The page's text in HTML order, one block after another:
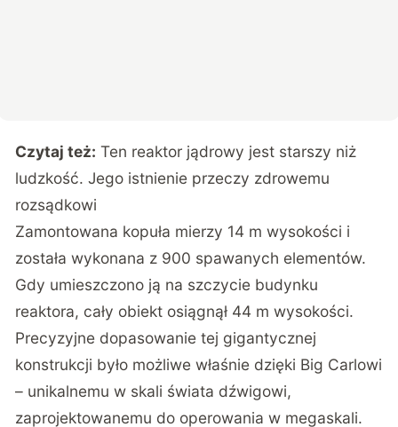
Czytaj też: Ten reaktor jądrowy jest starszy niż
ludzkość. Jego istnienie przeczy zdrowemu
rozsądkowi
Zamontowana kopuła mierzy 14 m wysokości i
została wykonana z 900 spawanych elementów.
Gdy umieszczono ją na szczycie budynku
reaktora, cały obiekt osiągnął 44 m wysokości.
Precyzyjne dopasowanie tej gigantycznej
konstrukcji było możliwe właśnie dzięki Big Carlowi
– unikalnemu w skali świata dźwigowi,
zaprojektowanemu do operowania w megaskali.